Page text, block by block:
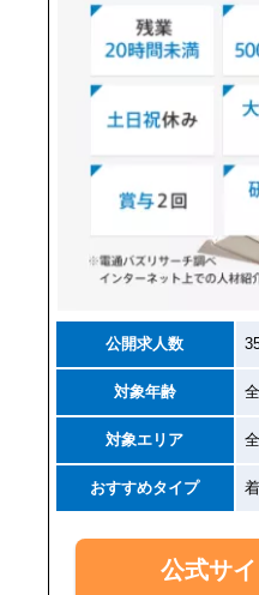
公開求人数
対象年齢
対象エリア
おすすめタイプ
公式サ